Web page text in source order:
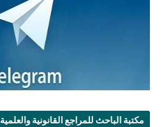
مكتبة الباحث للمراجع القانونية والعلمية